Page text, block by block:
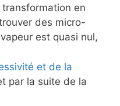
transformation en
des micro-
est quasi nul,
et de la
par la suite de la